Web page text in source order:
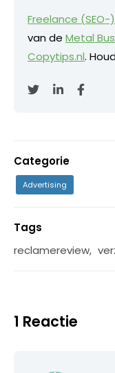
Freelance
van de Metal
Copytips.nl.
Categorie
Advertising
Tags
reclamereview,
1 Reactie